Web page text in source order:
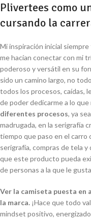
Plivertees como
cursando la
Mi inspiración inicial
me hacían conectar con mi
poderoso y versátil en su
sido un camino largo, no
todos los procesos, caídas,
de poder dedicarme a lo que
diferentes procesos, ya
madrugada, en la serigrafía
tiempo que paso en el carro
serigrafía, compras de tela
que este producto pueda
de personas a la que le
Ver la camiseta puesta en
la marca. ¡Hace que todo
mindset positivo,